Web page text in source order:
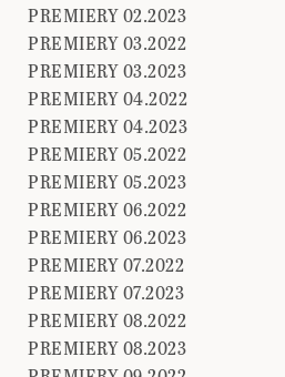
PREMIERY 02.2023
PREMIERY 03.2022
PREMIERY 03.2023
PREMIERY 04.2022
PREMIERY 04.2023
PREMIERY 05.2022
PREMIERY 05.2023
PREMIERY 06.2022
PREMIERY 06.2023
PREMIERY 07.2022
PREMIERY 07.2023
PREMIERY 08.2022
PREMIERY 08.2023